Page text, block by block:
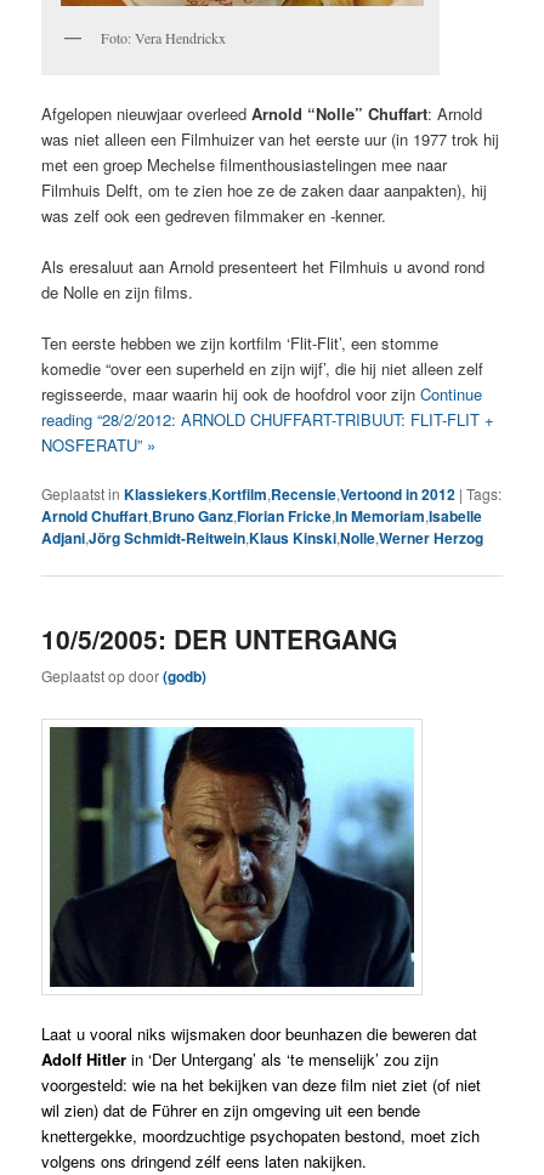
Foto: Vera Hendrickx
Afgelopen nieuwjaar overleedArnold “Nolle” Chuffart: Arnold
was niet alleen een Filmhuizer van het eerste uur (in 1977 trok hij
met een groep Mechelse filmenthousiastelingen mee naar
Filmhuis Delft, om te zien hoe ze de zaken daar aanpakten), hij
was zelf ook een gedreven filmmaker en -kenner.
Als eresaluut aan Arnold presenteert het Filmhuis u avond rond
de Nolle en zijn films.
Ten eerste hebben we zijn kortfilm ‘Flit-Flit’, een stomme
komedie “over een superheld en zijn wijf’, die hij niet alleen zelf
regisseerde, maar waarin hij ook de hoofdrol voor zijnContinue
reading “28/2/2012: ARNOLD CHUFFART-TRIBUUT: FLIT-FLIT +
NOSFERATU” »
Geplaatst in Klassiekers,Kortfilm,Recensie,Vertoond in 2012 |Tags:
Arnold Chuffart,Bruno Ganz,Florian Fricke,In Memoriam,Isabelle
Adjani,Jörg Schmidt-Reitwein,Klaus Kinski,Nolle,Werner Herzog
10/5/2005: DER UNTERGANG
Geplaatst opdoor(godb)
Laat u vooral niks wijsmaken door beunhazen die beweren dat
Adolf Hitler in ‘Der Untergang’ als ‘te menselijk’ zou zijn
voorgesteld: wie na het bekijken van deze film niet ziet (of niet
wil zien) dat de Führer en zijn omgeving uit een bende
knettergekke, moordzuchtige psychopaten bestond, moet zich
volgens ons dringend zélf eens laten nakijken.